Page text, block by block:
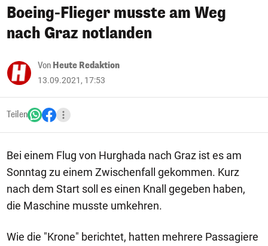
Boeing-Flieger musste am Weg
nach Graz notlanden
Von Heute Redaktion
13.09.2021, 17:53
Teilen
Bei einem Flug von Hurghada nach Graz ist es am
Sonntag zu einem Zwischenfall gekommen. Kurz
nach dem Start soll es einen Knall gegeben haben,
die Maschine musste umkehren.
Wie die "Krone" berichtet, hatten mehrere Passagiere